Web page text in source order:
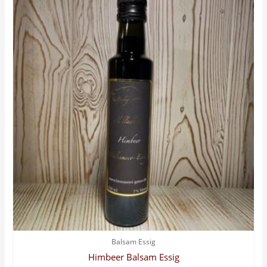
Balsam Essig
Himbeer Balsam Essig